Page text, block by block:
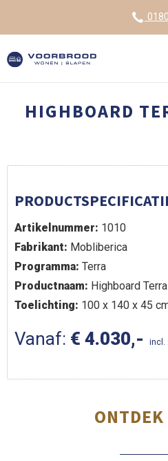
HIGHBOARD
Artikelnummer: 1010
Fabrikant: Mobliberica
Programma: Terra
Productnaam: Highboard
Toelichting: 100 x 140 x 45
Vanaf: € 4.030,- incl.
ONTDEK